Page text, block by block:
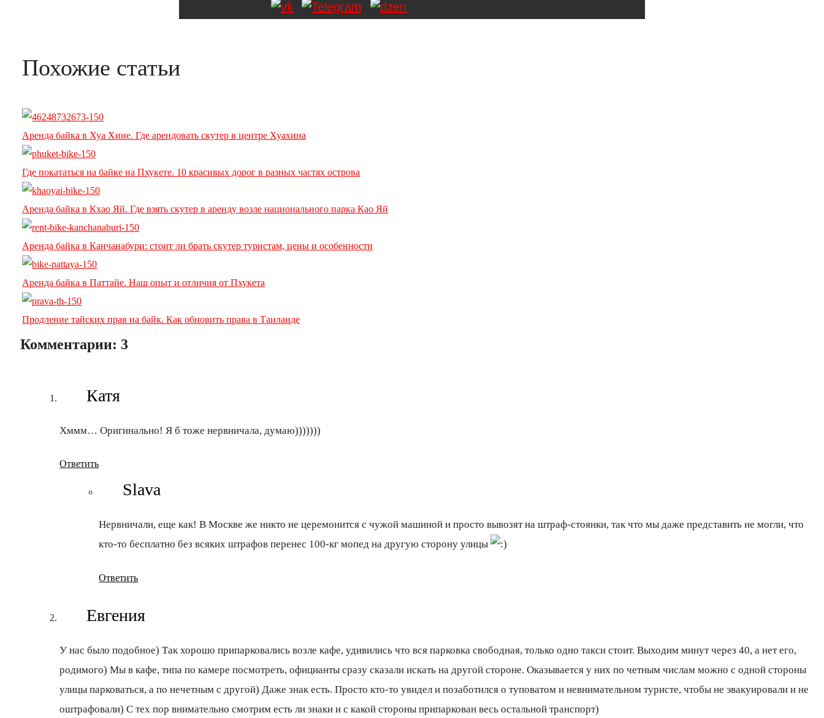
Похожие статьи
Аренда байка в Хуа Хине. Где арендовать скутер в центре Хуахина
Где покататься на байке на Пхукете. 10 красивых дорог в разных частях острова
Аренда байка в Кхао Яй. Где взять скутер в аренду возле национального парка Као Яй
Аренда байка в Канчанабури: стоит ли брать скутер туристам, цены и особенности
Аренда байка в Паттайе. Наш опыт и отличия от Пхукета
Продление тайских прав на байк. Как обновить права в Таиланде
Комментарии: 3
Катя
Хммм… Оригинально! Я б тоже нервничала, думаю)))))))
Ответить
Slava
Нервничали, еще как! В Москве же никто не церемонится с чужой машиной и просто вывозят на штраф-стоянки, так что мы даже представить не могли, что
кто-то бесплатно без всяких штрафов перенес 100-кг мопед на другую сторону улицы
Ответить
Евгения
У нас было подобное) Так хорошо припарковались возле кафе, удивились что вся парковка свободная, только одно такси стоит. Выходим минут через 40, а нет его,
родимого) Мы в кафе, типа по камере посмотреть, официанты сразу сказали искать на другой стороне. Оказывается у них по четным числам можно с одной стороны
улицы парковаться, а по нечетным с другой) Даже знак есть. Просто кто-то увидел и позаботился о туповатом и невнимательном туристе, чтобы не эвакуировали и не
оштрафовали) С тех пор внимательно смотрим есть ли знаки и с какой стороны припаркован весь остальной транспорт)